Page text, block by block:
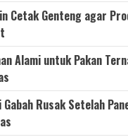
Cetak Genteng agar
Alami untuk Pakan
Rusak Setelah